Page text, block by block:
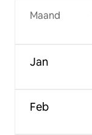
Maand
Jan
Feb